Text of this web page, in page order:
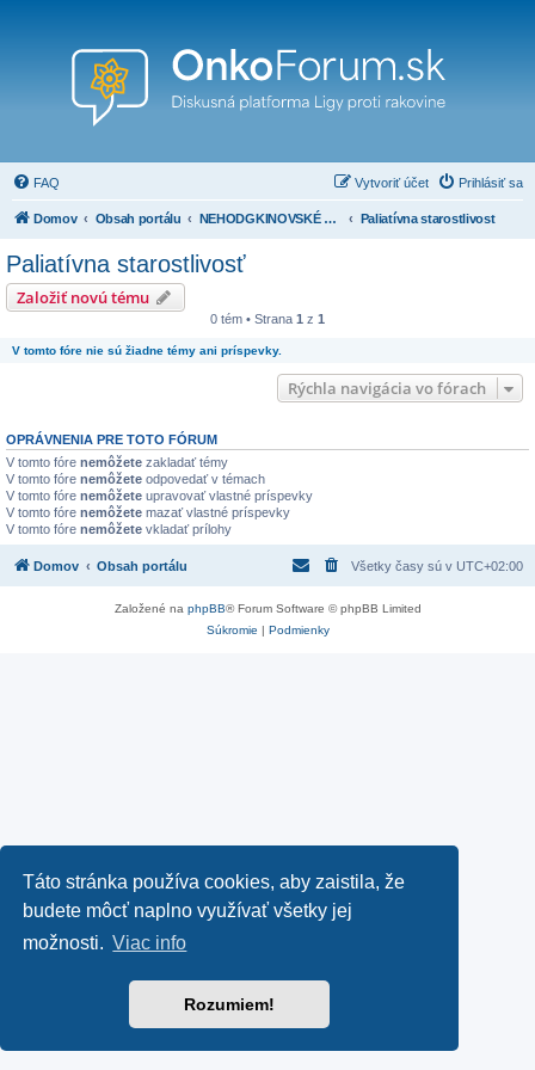
Táto stránka používa cookies, aby zaistila, že
budete môcť naplno využívať všetky jej
možnosti. Viac info
Rozumiem!
FAQ Prihlásiť sa
Vytvoriť účet
Domov Obsah portálu NEHODGKINOVSKÉ LYMFÓMY Paliatívna starostlivosť
Paliatívna starostlivosť
Založiť novú tému
0 tém • Strana 1 z 1
V tomto fóre nie sú žiadne témy ani príspevky.
Rýchla navigácia vo fórach
OPRÁVNENIA PRE TOTO FÓRUM
V tomto fóre nemôžete zakladať témy
V tomto fóre nemôžete odpovedať v témach
V tomto fóre nemôžete upravovať vlastné príspevky
V tomto fóre nemôžete mazať vlastné príspevky
V tomto fóre nemôžete vkladať prílohy
Domov Obsah portálu Všetky časy sú v UTC+02:00
Založené na phpBB® Forum Software © phpBB Limited
Súkromie | Podmienky